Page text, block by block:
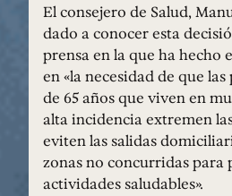
El consejero de Salud,
dado a conocer esta
prensa en la que ha hecho
en «la necesidad de que
de 65 años que viven en
alta incidencia extremen
eviten las salidas
zonas no concurridas para
actividades saludables».